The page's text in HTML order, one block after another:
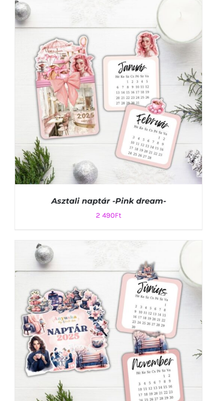
RÉSZLETEK
KOSÁRBA TESZEM
/
Asztali naptár -Pink dream-
2 490Ft